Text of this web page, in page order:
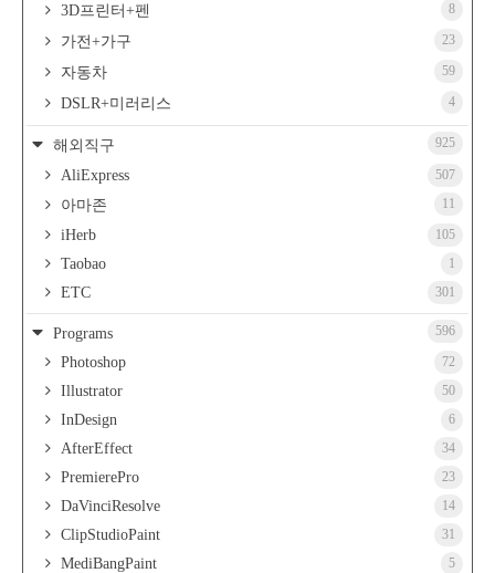
3D프린터+펜 8
가전+가구 23
자동차 59
DSLR+미러리스 4
해외직구 925
AliExpress 507
아마존 11
iHerb 105
Taobao 1
ETC 301
Programs 596
Photoshop 72
Illustrator 50
InDesign 6
AfterEffect 34
PremierePro 23
DaVinciResolve 14
ClipStudioPaint 31
MediBangPaint 5